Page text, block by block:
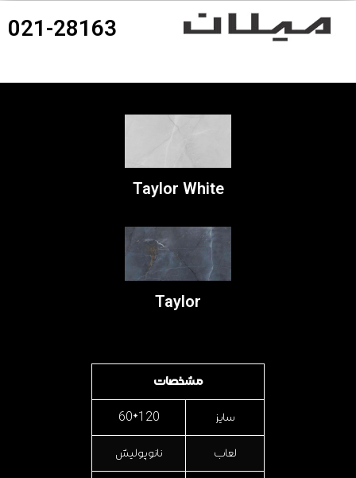
021-28163
Taylor White
Taylor
مشخصات
سایز 120*60
لعاب نانو پولیش